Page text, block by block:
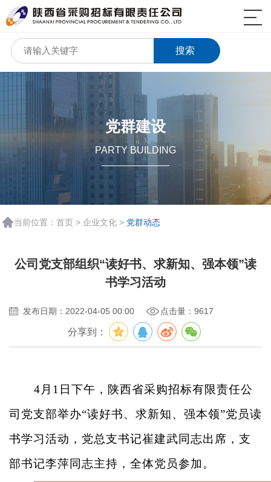
搜索
党群建设
PARTY BUILDING
当前位置： 首页 > 企业文化 > 党群动态
公司党支部组织“读好书、求新知、强本领”读
书学习活动
发布日期：2022-04-05 00:00 点击量：9617
分享到：
4 月1日下午，陕西省采购招标有限责任公
司党支部举办“读好书、求新知、强本领”党员读
书学习活动，党总支书记崔建武同志出席，支
部书记李萍同志主持，全体党员参加。